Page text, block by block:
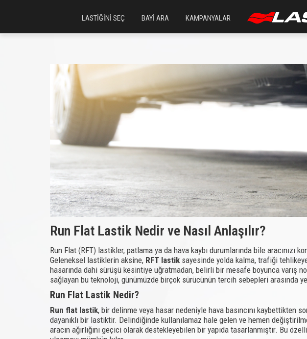
LASTİĞİNİ SEÇ BAYİ ARA KAMPANYALAR
Run Flat Lastik Nedir ve Nasıl Anlaşılır?
Run Flat (RFT) lastikler, patlama ya da hava kaybı durumlarında bile
Geleneksel lastiklerin aksine, RFT lastik sayesinde yolda kalma, trafiği
hasarında dahi sürüşü kesintiye uğratmadan, belirli bir mesafe boyunca varış
sağlayan bu teknoloji, günümüzde birçok sürücünün tercih sebepleri arasında
Run Flat Lastik Nedir?
Run flat lastik, bir delinme veya hasar nedeniyle hava basıncını kaybettikten
dayanıklı bir lastiktir. Delindiğinde kullanılamaz hale gelen ve hemen
aracın ağırlığını geçici olarak destekleyebilen bir yapıda tasarlanmıştır. Bu